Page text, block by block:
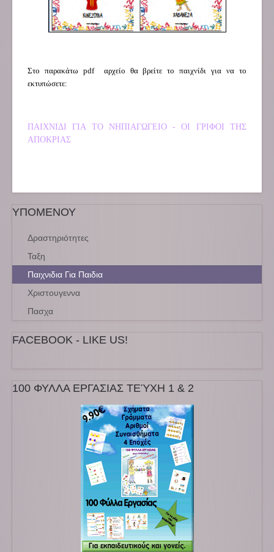
Στο παρακάτω pdf αρχείο θα βρείτε το παιχνίδι για να το
εκτυπώσετε:
ΠΑΙΧΝΙΔΙ ΓΙΑ ΤΟ ΝΗΠΙΑΓΩΓΕΙΟ - ΟΙ ΓΡΙΦΟΙ ΤΗΣ
ΑΠΟΚΡΙΑΣ
ΥΠΟΜΕΝΟΥ
Δραστηριότητες
Ταξη
Παιχνιδια Για Παιδια
Χριστουγεννα
Πασχα
FACEBOOK - LIKE US!
100 ΦΥΛΛΑ ΕΡΓΑΣΙΑΣ ΤΕΎΧΗ 1 & 2